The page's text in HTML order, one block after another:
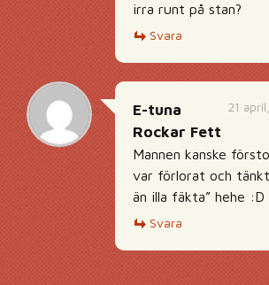
irra runt på stan?
Svara
21
E-tuna
Rockar Fett
Mannen kanske
var förlorat och
än illa fäkta” hehe :D
Svara